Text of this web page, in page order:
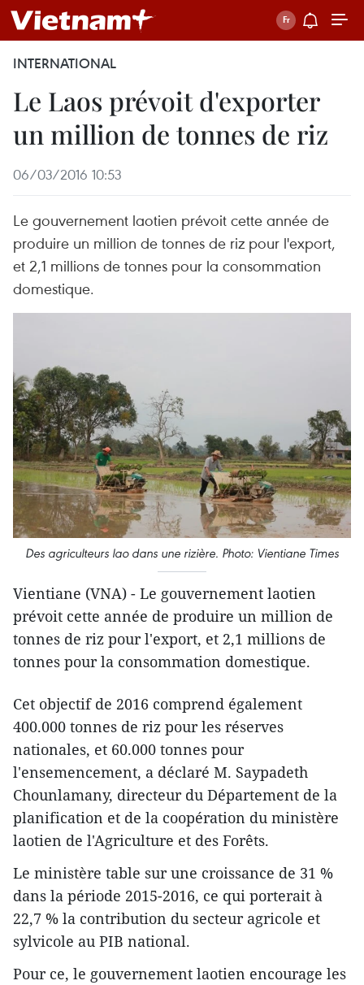
INTERNATIONAL
Le Laos prévoit d'exporter
un million de tonnes de riz
06/03/2016 10:53
Le gouvernement laotien prévoit cette année de
produire un million de tonnes de riz pour l'export,
et 2,1 millions de tonnes pour la consommation
domestique.
Des agriculteurs lao dans une rizière. Photo: Vientiane Times
Vientiane (VNA) - Le gouvernement laotien
prévoit ​cette année de produire un million de
tonnes de riz ​pour l'export, et 2,1 millions de
tonnes pour la consommation domestique.
Cet objectif de 2016 comprend également
400.000 tonnes de riz pour l​es réserves
nationales, et 60.000 tonnes pour
l'ensemencement, a déclaré M. Saypadeth
Chounlamany, directeur du Département de la
planification et de la coopération du ministère
laotien de l'Agriculture et des Forêts.
Le ministère table sur une croissance de 31 %
dans la période 2015-2016, ce qui porterait à
22,7 % la ​contribution du secteur agricole et
sylvicole ​au PIB national.
Pour ce, le gouvernement laotien encourage les